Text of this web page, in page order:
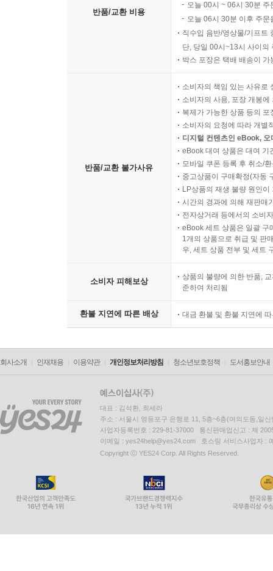
반품/교환 비용
오늘 00시 ~ 06시 30분
오늘 06시 30분 이후 주
직수입 음반/영상물/기프트
단, 당일 00시~13시 사이의
박스 포장은 택배 배송이
반품/교환 불가사유
소비자의 책임 있는 사유로
소비자의 사용, 포장 개봉
복제가 가능한 상품 등의
소비자의 요청에 따라 개별
디지털 컨텐츠인 eBook,
eBook 대여 상품은 대여 기
모바일 쿠폰 등록 후 취소/
중고상품이 구매확정(자동
LP상품의 재생 불량 원인
시간의 경과에 의해 재판매
전자상거래 등에서의 소비
eBook 세트 상품은 일괄 구
1개의 상품으로 취급 및 판
우, 세트 상품 전부 및 세트
소비자 피해보상
상품의 불량에 의한 반품,
준하여 처리됨
환불 지연에 따른 배상 대금 환불 및 환불 지연에
회사소개 인재채용 이용약관 개인정보처리방침 청소년보호정책 도서홍보안내
대표 : 김석환, 최세라
주소 : 서울시 영등포구 은행로 11, 5층~6층(여의도동,일신
사업자등록번호 : 229-81-37000 통신판매업신고 : 제
이메일 : yes24help@yes24.com 호스팅 서비스사업자 :
Copyright ⓒ YES24 Corp. All Rights Reserved.